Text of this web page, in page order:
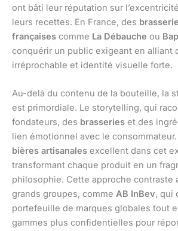
ont bâti leur réputation sur
leurs recettes. En France, des
françaises comme La Débauche ou
conquérir un public exigeant en alliant
irréprochable et identité visuelle forte.
Au-delà du contenu de la bouteille, la
est primordiale. Le storytelling, qui
fondateurs, des brasseries et des
lien émotionnel avec le consommateur.
bières artisanales excellent dans cet
transformant chaque produit en un
philosophie. Cette approche contraste
grands groupes, comme AB InBev, qui
portefeuille de marques globales tout
gammes plus confidentielles pour